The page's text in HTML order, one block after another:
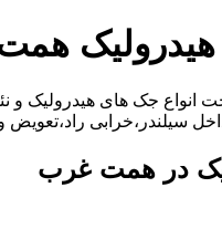
انواع جک های هیدرولیک و
و تغییر سیل ها،خرابی
در همت غرب